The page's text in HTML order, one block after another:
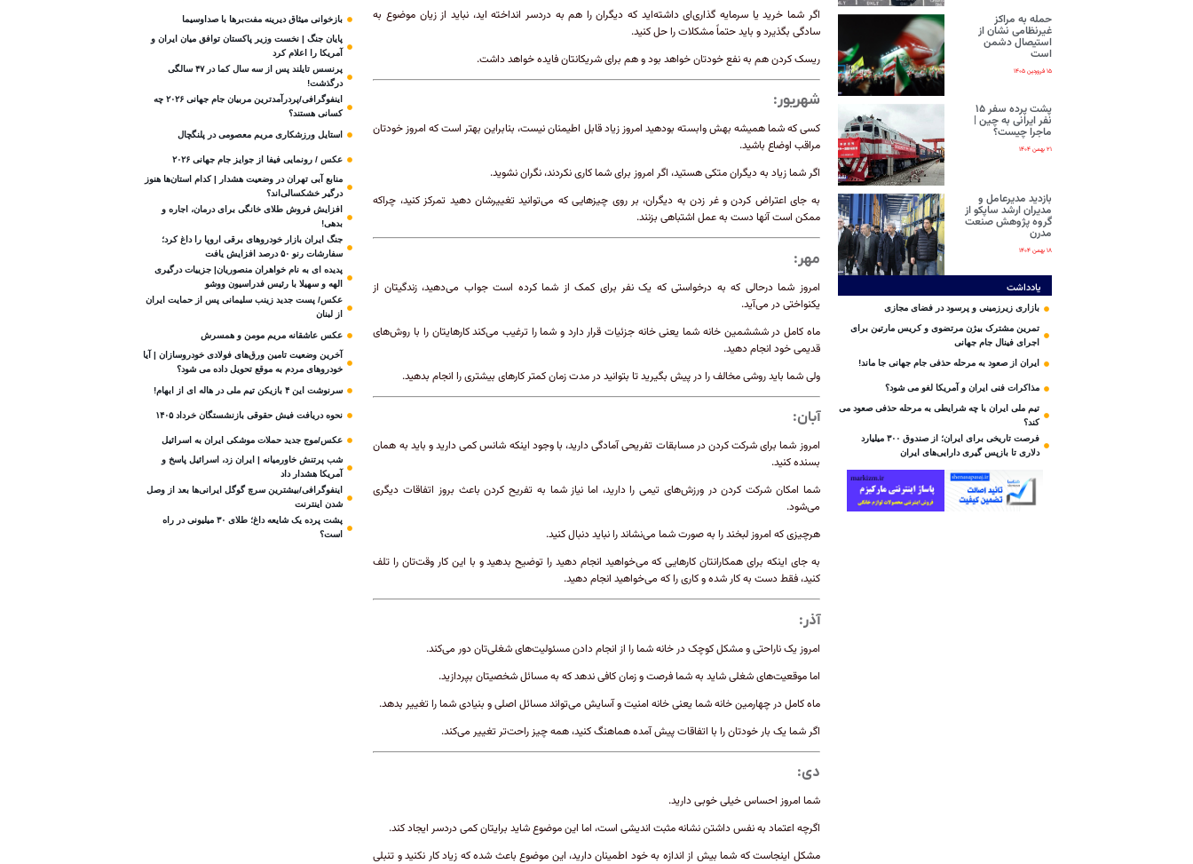
حمله به مراکز
غیرنظامی نشان از
استیصال دشمن
است
۱۵ فروردین ۱۴۰۵
پشت پرده سفر ۱۵
نفر ایرانی‌ به چین |
ماجرا چیست؟
۲۱ بهمن ۱۴۰۴
بازدید مدیرعامل و
مدیران ارشد ساپکو از
گروه پژوهش صنعت
مدرن
۱۸ بهمن ۱۴۰۴
یادداشت
بازاری زیرزمینی و پرسود در فضای مجازی
تمرین مشترک بیژن مرتضوی و کریس مارتین برای
اجرای فینال جام جهانی
ایران از صعود به مرحله حذفی جام جهانی جا ماند!
مذاکرات فنی ایران و آمریکا لغو می شود؟
تیم ملی ایران با چه شرایطی به مرحله حذفی صعود می
کند؟
فرصت تاریخی برای ایران؛ از صندوق ۳۰۰ میلیارد
دلاری تا بازپس گیری دارایی‌های ایران
اگر شما خرید یا سرمایه گذاری‌ای داشته‌اید که دیگران را هم به دردسر انداخته اید، نباید از زیان موضوع به
سادگی بگذیرد و باید حتماً مشکلات را حل کنید.
ریسک کردن هم به نفع خودتان خواهد بود و هم برای شریکانتان فایده خواهد داشت.
شهریور:
کسی که شما همیشه بهش وابسته بودهید امروز زیاد قابل اطیمنان نیست، بنابراین بهتر است که امروز خودتان
مراقب اوضاع باشید.
اگر شما زیاد به دیگران متکی هستید، اگر امروز برای شما کاری نکردند، نگران نشوید.
به جای اعتراض کردن و غر زدن به دیگران، بر روی چیزهایی که می‌توانید تغییرشان دهید تمرکز کنید، چراکه
ممکن است آنها دست به عمل اشتباهی بزنند.
مهر:
امروز شما درحالی که به درخواستی که یک نفر برای کمک از شما کرده است جواب می‌دهید، زندگیتان از
یکنواختی در می‌آید.
ماه کامل در شششمین خانه شما یعنی خانه جزئیات قرار دارد و شما را ترغیب می‌کند کارهایتان را با روش‌های
قدیمی ‌خود انجام دهید.
ولی شما باید روشی مخالف را در پیش بگیرید تا بتوانید در مدت زمان کمتر کارهای بیشتری را انجام بدهید.
آبان:
امروز شما برای شرکت کردن در مسابقات تفریحی آمادگی دارید، با وجود اینکه شانس کمی ‌دارید و باید به همان
بسنده کنید.
شما امکان شرکت کردن در ورزش‌های تیمی ‌را دارید، اما نیاز شما به تفریح کردن باعث بروز اتفاقات دیگری
می‌شود.
هرچیزی که امروز لبخند را به صورت شما می‌نشاند را نباید دنبال کنید.
به جای اینکه برای همکارانتان کارهایی که می‌خواهید انجام دهید را توضیح بدهید و با این کار وقت‌تان را تلف
کنید، فقط دست به کار شده و کاری را که می‌خواهید انجام دهید.
آذر:
امروز یک ناراحتی و مشکل کوچک در خانه شما را از انجام دادن مسئولیت‌های شغلی‌تان دور می‌کند.
اما موقعیت‌های شغلی شاید به شما فرصت و زمان کافی ندهد که به مسائل شخصیتان بپردازید.
ماه کامل در چهارمین خانه شما یعنی خانه امنیت و آسایش می‌تواند مسائل اصلی و بنیادی شما را تغییر بدهد.
اگر شما یک بار خودتان را با اتفاقات پیش آمده هماهنگ کنید، همه چیز راحت‌تر تغییر می‌کند.
دی:
شما امروز احساس خیلی خوبی دارید.
اگرچه اعتماد به نفس داشتن نشانه مثبت اندیشی است، اما این موضوع شاید برایتان کمی‌ دردسر ایجاد کند.
مشکل اینجاست که شما بیش از اندازه به خود اطمینان دارید، این موضوع باعث شده که زیاد کار نکنید و تنبلی
بازخوانی میثاق دیرینه مفت‌برها با صداوسیما
پایان جنگ | نخست وزیر پاکستان توافق میان ایران و
آمریکا را اعلام کرد
پرنسس تایلند پس از سه سال کما در ۴۷ سالگی
درگذشت!
اینفوگرافی/پردرآمدترین مربیان جام جهانی ۲۰۲۶ چه
کسانی هستند؟
استایل ورزشکاری مریم معصومی در پلنگچال
عکس / رونمایی فیفا از جوایز جام جهانی ۲۰۲۶
منابع آبی تهران در وضعیت هشدار | کدام استان‌ها هنوز
درگیر خشکسالی‌اند؟
افزایش فروش طلای خانگی برای درمان، اجاره و
بدهی!
جنگ ایران بازار خودروهای برقی اروپا را داغ کرد؛
سفارشات رنو ۵۰ درصد افزایش یافت
پدیده ای به نام خواهران منصوریان| جزییات درگیری
الهه و سهیلا با رئیس فدراسیون ووشو
عکس/ پست جدید زینب سلیمانی پس از حمایت ایران
از لبنان
عکس عاشقانه مریم مومن و همسرش
آخرین وضعیت تامین ورق‌های فولادی خودروسازان | آیا
خودروهای مردم به موقع تحویل داده می شود؟
سرنوشت این ۴ بازیکن تیم ملی در هاله ای از ابهام!
نحوه دریافت فیش حقوقی بازنشستگان خرداد ۱۴۰۵
عکس/موج جدید حملات موشکی ایران به اسرائیل
شب پرتنش خاورمیانه | ایران زد، اسرائیل پاسخ و
آمریکا هشدار داد
اینفوگرافی/بیشترین سرچ گوگل ایرانی‌ها بعد از وصل
شدن اینترنت
پشت پرده یک شایعه داغ؛ طلای ۳۰ میلیونی در راه
است؟